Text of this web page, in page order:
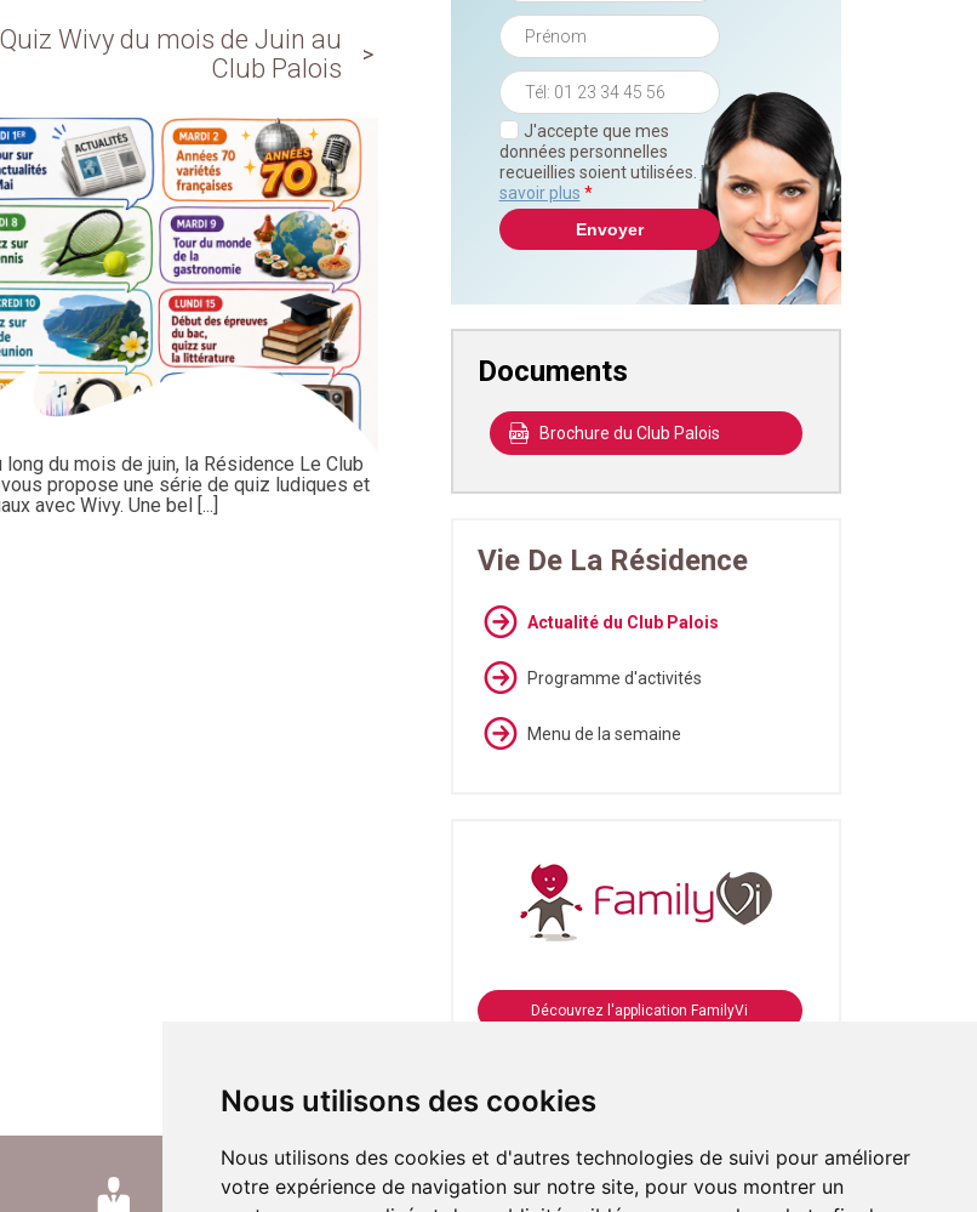
Nous utilisons des cookies
Nous utilisons des cookies et d'autres technologies de suivi pour améliorer
votre expérience de navigation sur notre site, pour vous montrer un
Wivy du mois de Juin au
Club Palois
long du mois de juin, la Résidence Le Club
propose une série de quiz ludiques et
avec Wivy. Une bel [...]
J'accepte que mes
données personnelles
recueillies soient utilisées. En
savoir plus *
Documents
Brochure du Club Palois
Vie De La Résidence
Actualité du Club Palois
Programme d'activités
Menu de la semaine
Découvrez l'application FamilyVi